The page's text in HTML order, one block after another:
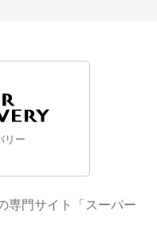
リー
専門サイト「スーパー